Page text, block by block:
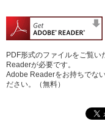
PDF形式のファイルをご覧
Readerが必要です。
Adobe Readerをお持ちでな
ださい。（無料）